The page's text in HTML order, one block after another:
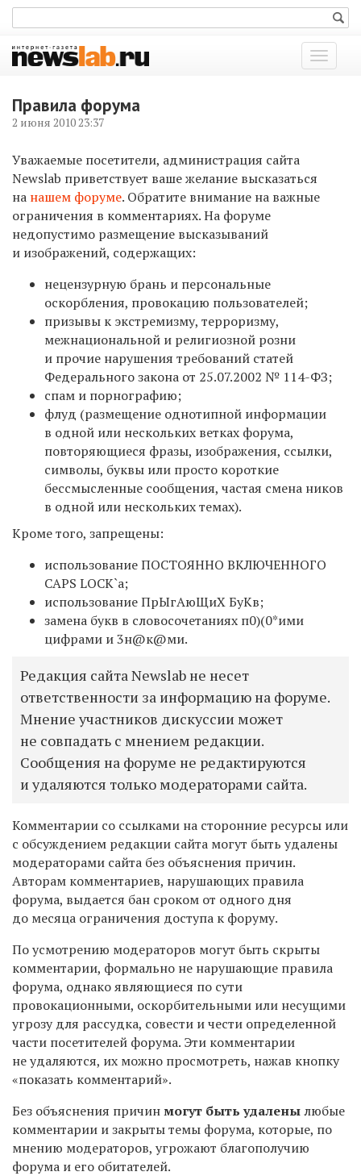
Показать
меню
Правила форума
2 июня 2010 23:37
Уважаемые посетители, администрация сайта
Newslab приветствует ваше желание высказаться
на нашем форуме. Обратите внимание на важные
ограничения в комментариях. На форуме
недопустимо размещение высказываний
и изображений, содержащих:
нецензурную брань и персональные
оскорбления, провокацию пользователей;
призывы к экстремизму, терроризму,
межнациональной и религиозной розни
и прочие нарушения требований статей
Федерального закона от 25.07.2002 № 114-ФЗ;
спам и порнографию;
флуд (размещение однотипной информации
в одной или нескольких ветках форума,
повторяющиеся фразы, изображения, ссылки,
символы, буквы или просто короткие
бессмысленные сообщения, частая смена ников
в одной или нескольких темах).
Кроме того, запрещены:
использование ПОСТОЯННО ВКЛЮЧЕННОГО
CAPS LOCK`а;
использование ПрЫгАюЩиХ БуКв;
замена букв в словосочетаниях п0)(0*ими
цифрами и 3н@к@ми.
Редакция сайта Newslab не несет
ответственности за информацию на форуме.
Мнение участников дискуссии может
не совпадать с мнением редакции.
Сообщения на форуме не редактируются
и удаляются только модераторами сайта.
Комментарии со ссылками на сторонние ресурсы или
с обсуждением редакции сайта могут быть удалены
модераторами сайта без объяснения причин.
Авторам комментариев, нарушающих правила
форума, выдается бан сроком от одного дня
до месяца ограничения доступа к форуму.
По усмотрению модераторов могут быть скрыты
комментарии, формально не нарушающие правила
форума, однако являющиеся по сути
провокационными, оскорбительными или несущими
угрозу для рассудка, совести и чести определенной
части посетителей форума. Эти комментарии
не удаляются, их можно просмотреть, нажав кнопку
«показать комментарий».
Без объяснения причинмогут быть удаленылюбые
комментарии и закрыты темы форума, которые, по
мнению модераторов, угрожают благополучию
форума и его обитателей.